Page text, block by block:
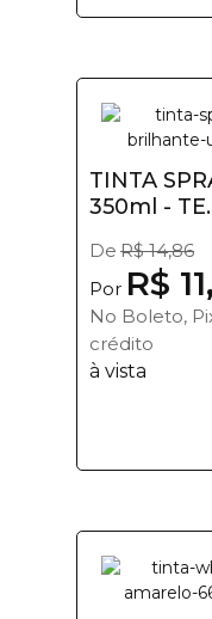
TINTA
350ml -
De R$ 14,86
Por R$
No Boleto,
crédito
à vista